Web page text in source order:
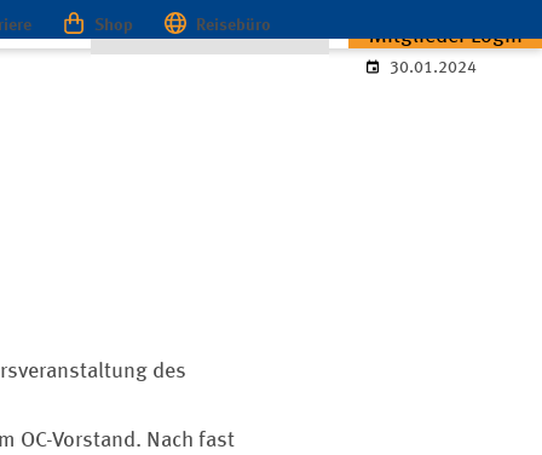
Shop Reisebüro Mitglieder Login
Viel gelacht beim OC Wiesbaden
30.01.2024
des
OC-Vorstand. Nach fast